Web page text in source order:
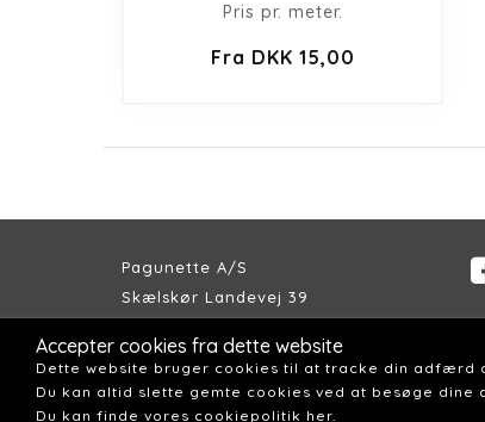
Pris pr. meter.
Fra DKK 15,00
Pagunette A/S
Skælskør Landevej 39
Telefon: +45 58 57 04 00
Email:pagunette@pagunette.dk
Accepter cookies fra dette website
Dette website bruger cookies til at tracke din adfærd
Du kan altid slette gemte cookies ved at besøge
Du kan finde vores cookiepolitik her.